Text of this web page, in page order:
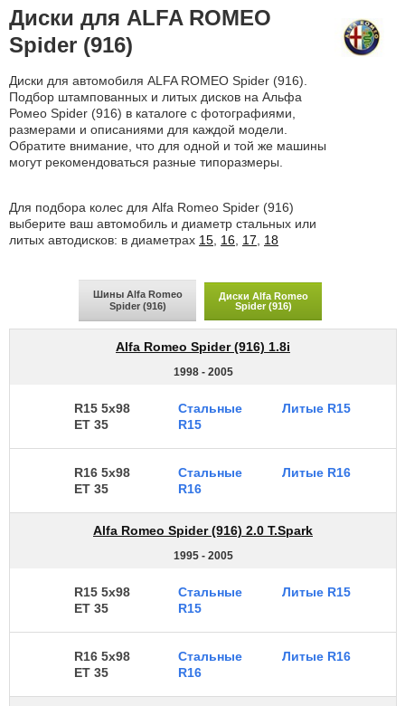
Диски для ALFA ROMEO
Spider (916)
Диски для автомобиля ALFA ROMEO Spider (916).
Подбор штампованных и литых дисков на Альфа
Ромео Spider (916) в каталоге с фотографиями,
размерами и описаниями для каждой модели.
Обратите внимание, что для одной и той же машины
могут рекомендоваться разные типоразмеры.
Для подбора колес для Alfa Romeo Spider (916)
выберите ваш автомобиль и диаметр стальных или
литых автодисков: в диаметрах 15 16 17 18
Шины Alfa Romeo
Spider (916)
Диски Alfa Romeo
Spider (916)
Alfa Romeo Spider (916) 1.8i
1998 - 2005
R15 5x98
ET 35
Стальные
R15
Литые R15
R16 5x98
ET 35
Стальные
R16
Литые R16
Alfa Romeo Spider (916) 2.0 T.Spark
1995 - 2005
R15 5x98
ET 35
Стальные
R15
Литые R15
R16 5x98
ET 35
Стальные
R16
Литые R16